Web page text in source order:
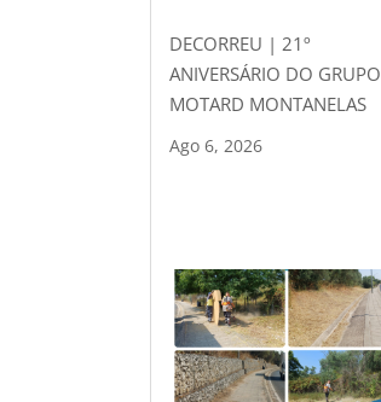
DECORREU | 21º
ANIVERSÁRIO DO GRUPO
MOTARD MONTANELAS
Ago 6, 2026